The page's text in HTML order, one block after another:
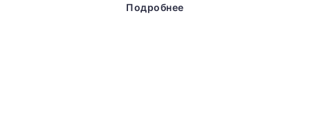
Подробнее